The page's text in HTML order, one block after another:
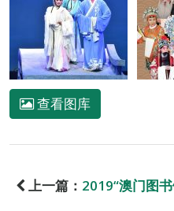
查看图库
上一篇： 2019“澳门图